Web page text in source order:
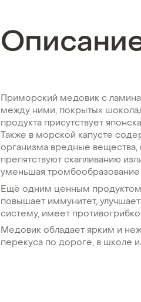
Приморский медовик с
между ними, покрытых
продукта присутствует
Также в морской капусте
организма вредные
препятствуют скапливанию
уменьшая тромбообразование
Ещё одним ценным
повышает иммунитет,
систему, имеет
Медовик обладает ярким и
перекуса по дороге, в школе